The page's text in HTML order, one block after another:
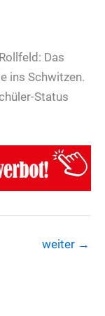
Das
ins Schwitzen.
Status
weiter →